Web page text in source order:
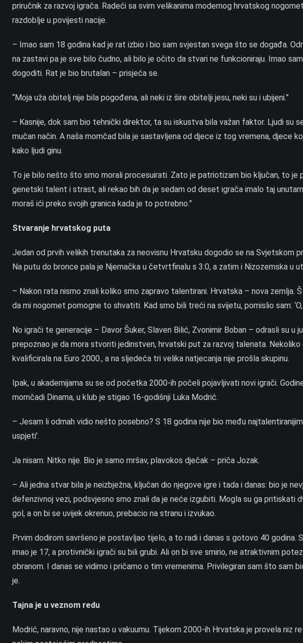
priručnik za razvoj igrača. Radeći sa svim velikanima modernog hrvatskog
razdoblje u povijesti nacije.
– Imao sam 18 godina kad je rat izbio i bio sam svjestan svega što se događa.
na zastavi pa je sve bilo čudno, ali bilo je očito da stvari ne funkcioniraju. Imao
dogoditi. Rat je bio brutalan – prisjeća se.
“Moja uža obitelj nije bila pogođena, ali neki iz šire obitelji jesu, neki su i ubijeni.”
– Kasnije, dok sam bio tehnički direktor, ta su iskustva bila važan faktor. Ljudi su
mučan način. A naša momčad bila je sastavljena od djece iz tog vremena, djece
kako ljudi ginu.
To je bilo nešto što smo morali procesuirati. Zato je patriotizam bio ključan, to je
genetski talent i strast, ali rekao bih da je sedam od deset igrača imalo taj
moraš ići preko svojih granica kada je to potrebno.”
Stvaranje hrvatskog puta
Jedan od prvih velikih trenutaka za neovisnu Hrvatsku dogodio se na Svjetskom
Na putu do bronce pala je Njemačka u četvrtfinalu s 3:0, a zatim i Nizozemska u
– Nakon rata nismo znali koliko smo zapravo talentirani. Hrvatska – nova
da mi nogomet pomogne to shvatiti. Kad smo bili treći na svijetu, pomislio sam:
No igrači te generacije – Davor Šuker, Slaven Bilić, Zvonimir Boban – odrasli su u
prepoznao je da mora stvoriti jedinstven, hrvatski put za razvoj talenata.
kvalificirala na Euro 2000., a na sljedeća tri velika natjecanja nije prošla skupinu.
Ipak, u akademijama su se od početka 2000-ih počeli pojavljivati novi igrači.
momčadi Dinama, u klub je stigao 16-godišnji Luka Modrić.
– Jesam li odmah vidio nešto posebno? S 18 godina nije bio među
uspjeti’.
Ja nisam. Nitko nije. Bio je samo mršav, plavokos dječak – priča Jozak.
– Ali jedna stvar bila je neizbježna, ključan dio njegove igre i tada i danas: bio je
defenzivnoj vezi, podsvjesno smo znali da je neće izgubiti. Mogla su ga pritiskati
gol, a on bi se uvijek okrenuo, prebacio na stranu i izvukao.
Prvim dodirom savršeno je postavljao tijelo, a to radi i danas s gotovo 40 godina.
imao je 17, a protivnički igrači su bili grubi. Ali on bi sve smirio, ne atraktivnim
obranom. I danas se vidimo i pričamo o tim vremenima. Privilegiran sam što sam
je.
Tajna je u veznom redu
Modrić, naravno, nije nastao u vakuumu. Tijekom 2000-ih Hrvatska je provela niz